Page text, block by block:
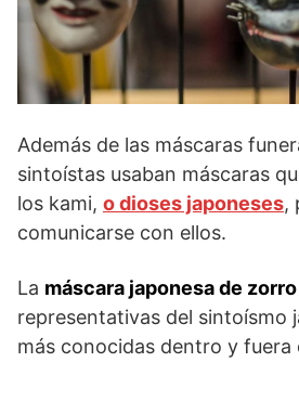
Además de las máscaras
sintoístas usaban máscaras
los kami, o dioses japoneses,
comunicarse con ellos.
La máscara japonesa de zorro
representativas del sintoísmo
más conocidas dentro y fuera